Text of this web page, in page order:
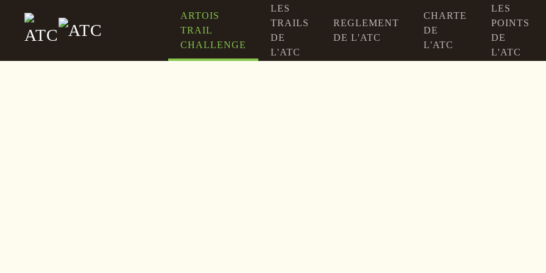
Accéder au contenu principal
ARTOIS
TRAIL
CHALLENGE
LES
TRAILS
DE
L'ATC
REGLEMENT
DE L'ATC
CHARTE
DE
L'ATC
LES
POINTS
DE
L'ATC